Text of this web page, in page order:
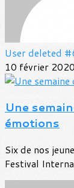
User deleted
10 février 2020
Une
émotions
Six de nos
Festival